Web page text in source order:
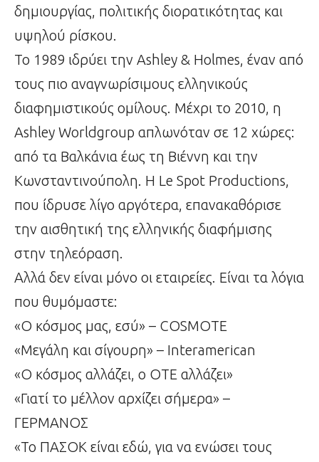
δημιουργίας, πολιτικής διορατικότητας και
υψηλού ρίσκου.
Το 1989 ιδρύει την Ashley & Holmes, έναν από
τους πιο αναγνωρίσιμους ελληνικούς
διαφημιστικούς ομίλους. Μέχρι το 2010, η
Ashley Worldgroup απλωνόταν σε 12 χώρες:
από τα Βαλκάνια έως τη Βιέννη και την
Κωνσταντινούπολη. Η Le Spot Productions,
που ίδρυσε λίγο αργότερα, επανακαθόρισε
την αισθητική της ελληνικής διαφήμισης
στην τηλεόραση.
Αλλά δεν είναι μόνο οι εταιρείες. Είναι τα λόγια
που θυμόμαστε:
«Ο κόσμος μας, εσύ» – COSMOTE
«Μεγάλη και σίγουρη» – Interamerican
«Ο κόσμος αλλάζει, ο ΟΤΕ αλλάζει»
«Γιατί το μέλλον αρχίζει σήμερα» –
ΓΕΡΜΑΝΟΣ
«Το ΠΑΣΟΚ είναι εδώ, για να ενώσει τους